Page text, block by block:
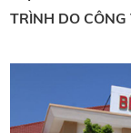
TRÌNH DO